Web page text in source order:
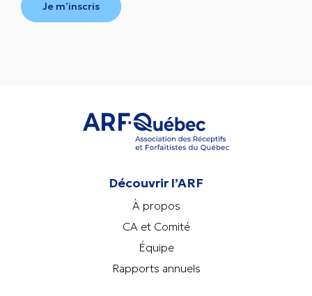
Je m’inscris
Découvrir l’ARF
À propos
CA et Comité
Équipe
Rapports annuels